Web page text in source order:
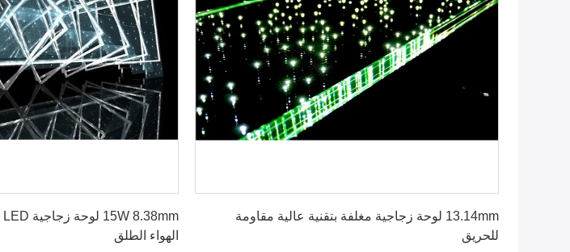
13.14mm لوحة زجاجية مغلفة بتقنية عالية مقاومة
للحريق
الهواء الطلق